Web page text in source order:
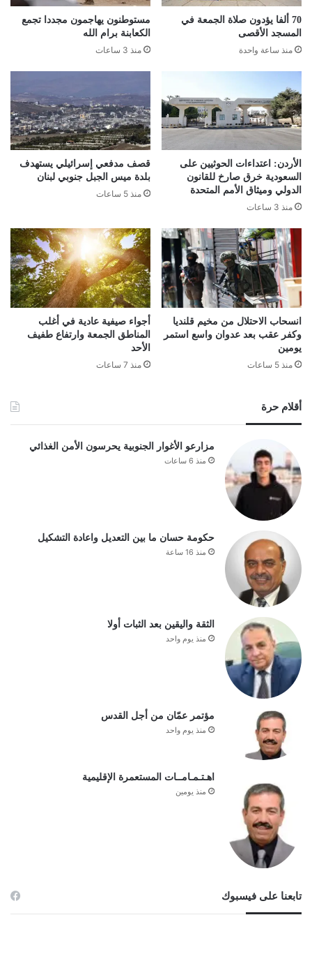
70 ألفا يؤدون صلاة الجمعة في
المسجد الأقصى
منذ ساعة واحدة
مستوطنون يهاجمون مجددا تجمع
الكعابنة برام الله
منذ 3 ساعات
الأردن: اعتداءات الحوثيين على
السعودية خرق صارخ للقانون
الدولي وميثاق الأمم المتحدة
منذ 3 ساعات
قصف مدفعي إسرائيلي يستهدف
بلدة ميس الجبل جنوبي لبنان
منذ 5 ساعات
انسحاب الاحتلال من مخيم قلنديا
وكفر عقب بعد عدوان واسع استمر
يومين
منذ 5 ساعات
أجواء صيفية عادية في أغلب
المناطق الجمعة وارتفاع طفيف
الأحد
منذ 7 ساعات
أقلام حرة
مزارعو الأغوار الجنوبية يحرسون الأمن الغذائي
منذ 6 ساعات
حكومة حسان ما بين التعديل واعادة التشكيل
منذ 16 ساعة
الثقة واليقين بعد الثبات أولا
منذ يوم واحد
مؤتمر عمّان من أجل القدس
منذ يوم واحد
اهـتـمـامــات المستعمرة الإقليمية
منذ يومين
تابعنا على فيسبوك